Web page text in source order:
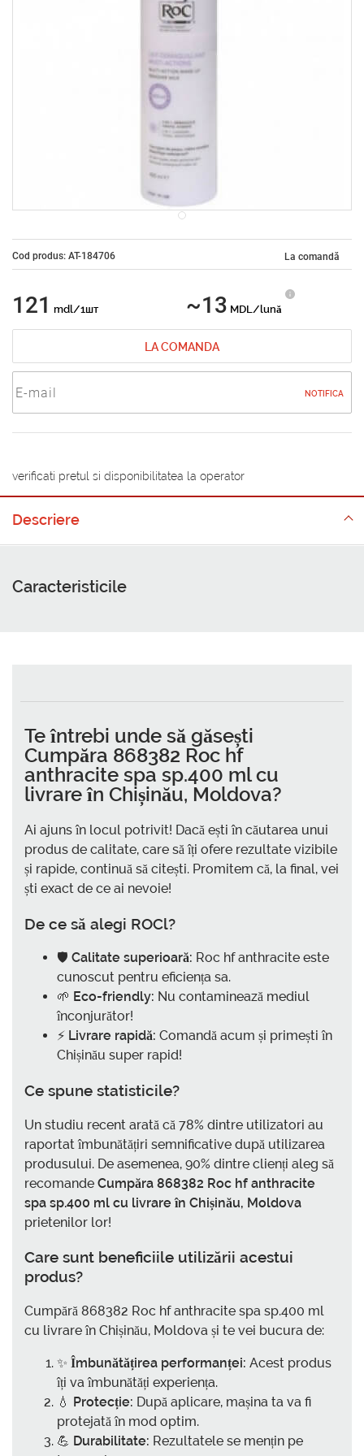
Cod produs: AT-184706 La comandă
121 mdl/1шт ~13 MDL/lună
LA COMANDA
NOTIFICA
verificati pretul si disponibilitatea la operator
Descriere
Caracteristicile
Te întrebi unde să găsești
Cumpăra 868382 Roc hf
anthracite spa sp.400 ml cu
livrare în Chișinău, Moldova?
Ai ajuns în locul potrivit! Dacă ești în căutarea unui
produs de calitate, care să îți ofere rezultate vizibile
și rapide, continuă să citești. Promitem că, la final, vei
ști exact de ce ai nevoie!
De ce să alegi ROCl?
🛡️ Calitate superioară: Roc hf anthracite este
cunoscut pentru eficiența sa.
🌱 Eco-friendly: Nu contaminează mediul
înconjurător!
⚡ Livrare rapidă: Comandă acum și primești în
Chișinău super rapid!
Ce spune statisticile?
Un studiu recent arată că 78% dintre utilizatori au
raportat îmbunătățiri semnificative după utilizarea
produsului. De asemenea, 90% dintre clienți aleg să
recomande Cumpăra 868382 Roc hf anthracite
spa sp.400 ml cu livrare în Chișinău, Moldova
prietenilor lor!
Care sunt beneficiile utilizării acestui
produs?
Cumpără 868382 Roc hf anthracite spa sp.400 ml
cu livrare în Chișinău, Moldova și te vei bucura de:
✨ Îmbunătățirea performanței: Acest produs
îți va îmbunătăți experiența.
💧 Protecție: După aplicare, mașina ta va fi
protejată în mod optim.
💪 Durabilitate: Rezultatele se mențin pe